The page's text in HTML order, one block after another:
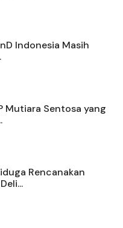
Indonesia Masih
Mutiara Sentosa yang
Rencanakan